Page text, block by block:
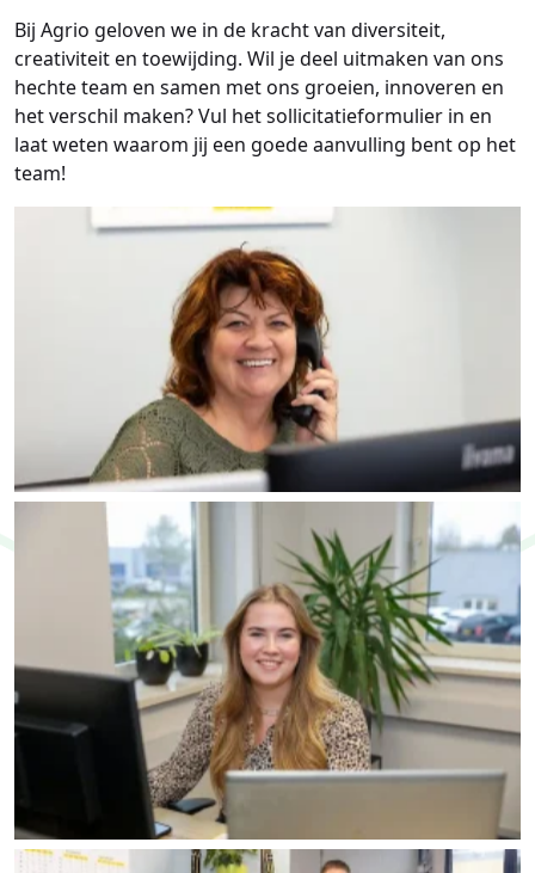
Bij Agrio geloven we in de kracht van diversiteit,
creativiteit en toewijding. Wil je deel uitmaken van ons
hechte team en samen met ons groeien, innoveren en
het verschil maken? Vul het sollicitatieformulier in en
laat weten waarom jij een goede aanvulling bent op het
team!